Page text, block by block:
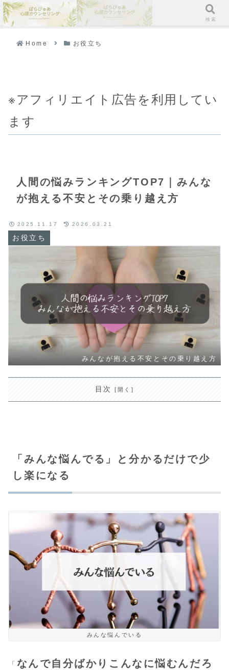
Home お役立ち
人間の悩みランキングTOP7｜みんな
が抱える不安とその乗り越え方
お役立ち
みんなが抱える不安とその乗り越え方
2025.11.17 2026.03.21
※アフィリエイト広告を利用してい
ます
目次
「みんな悩んでる」と分かるだけで少
し楽になる
みんな悩んでいる
「 なんで自分ばかりこんなに悩むんだろ
メニュー 検索